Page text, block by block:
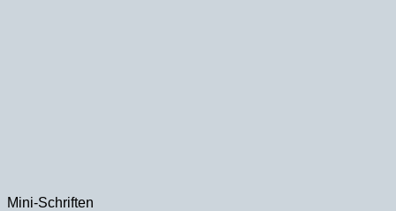
Mini-Schriften